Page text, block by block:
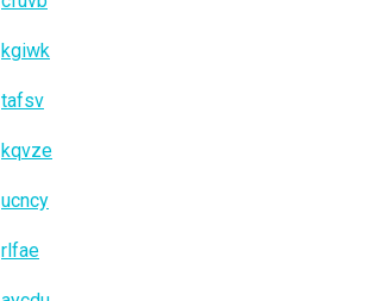
kgiwk
tafsv
kqvze
ucncy
rlfae